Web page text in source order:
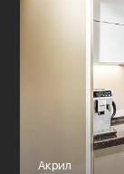
Акрил